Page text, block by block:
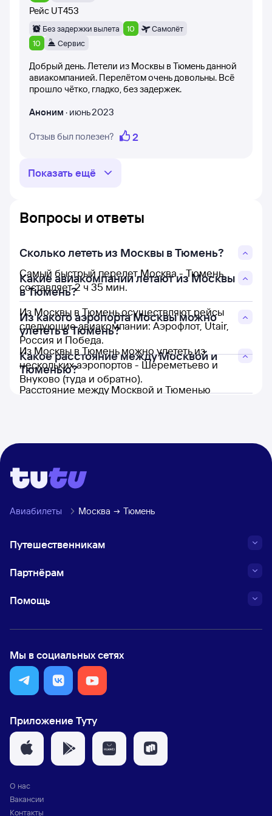
конкретной авиакомпании, сформировать правильные
ожидания и не разочароваться.
Рейс UT453
Без задержки вылета 10
Самолёт
10
Сервис
Добрый день. Летели из Москвы в Тюмень данной
авиакомпанией. Перелётом очень довольны. Всё
прошло чётко, гладко, без задержек.
Аноним · июнь 2023
Отзыв был полезен? 2
Показать ещё
Вопросы и ответы
Сколько лететь из Москвы в Тюмень?
Самый быстрый перелет Москва - Тюмень
составляет 2 ч 35 мин.
Какие авиакомпании летают из Москвы
в Тюмень?
Из Москвы в Тюмень осуществляют рейсы
следующие авиакомпании: Аэрофлот, Utair,
Россия и Победа.
Из какого аэропорта Москвы можно
улететь в Тюмень?
Из Москвы в Тюмень можно улететь из
нескольких аэропортов - Шереметьево и
Внуково (туда и обратно).
Какое расстояние между Москвой и
Тюменью?
Расстояние между Москвой и Тюменью
Авиабилеты Москва Тюмень
Путешественникам
Партнёрам
Помощь
Мы в социальных сетях
Приложение Туту
О нас
Вакансии
Контакты